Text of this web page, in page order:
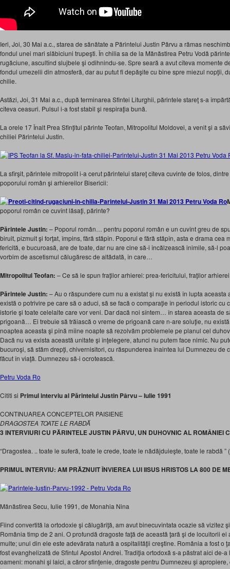
Ieri, Joi, 30 Mai a.c., starea de sănătate a Părintelui Justin Pârvu a rămas
fondul unei mari slăbiciuni trupeşti. În chilia sa de la Mănăstirea Petru Vodă
rugăciune, ascultînd slujbele şi odihnindu-se. Spre seară a avut cîteva momente
fondul umezelii din atmosferă, dar au putut fi depăşite cu bine spre miezul nopţii,
chilie.
Astăzi, Joi, 31 Mai a.c., după terminarea Sfintei Liturghii, părintele stareţ s-a
cîteva ceasuri. Pulsul i-a fost stabil şi respiraţia bună.
La orele 17 Înalt Prea Sfinţitul părinte Teofan, Mitropolitul Moldovei, a venit şi a
chiliei Părintelui Justin.
La sfîrşit, părintele mitropolit i-a cerut părintelui stareţ cîteva cuvinte de folos,
poporului român şi arhiereilor Bisericii:
poporul român ce cuvînt lăsaţi, părinte?
Părintele Justin: – Poporul român… pentru poporul român e un cuvînt greu de
biruit, pizmuit şi forţat, împins, fără stăpîn. Poporul e fără stăpîn, asta e drama cea
fericită, e bucuroasă, are de toate, dar nu are cine să-i încălzească inimile, să-l
vorbim de ascetismul călugăresc de altădată, în care…
Mitropolitul Teofan: – Ce să le spun fraţilor arhierei: prea-fericitului, fraţilor
Părintele Justin: – Au o răspundere cum nu a existat şi nu există în lupta
există o potrivire pe care să o aduci, să se facă o comparaţie în periodul istoric cu
istorie şi toate celelalte care vor veni. Dar dacă noi sîntem… în starea aceasta de
prigoană… Ei trebuie să trăiască o vreme de prigoană care n-are soluţie, nu
noaptea aceasta şi pînă mîine noapte să rezolvăm problemele pe planul cel
Dacă nu va exista această unitate şi înţelegere, atunci nu putem face nimic. Nu
bucuroşi, să stăm drepţi, chivernisitori, cu răspunderea înaintea lui Dumnezeu de
făcut în viaţă. Dumnezeu să-i ocrotească.
Petru Voda Ro
Cititi si Primul interviu al Părintelui Justin Pârvu – Iulie 1991
CONTINUAREA CONCEPTELOR PAISIENE
DRAGOSTEA TOATE LE RABDĂ
3 INTERVIURI CU PĂRINTELE JUSTIN PÂRVU, UN DUHOVNIC AL ROMÂNIEI
“Dragostea. .. toate le suferă, toate le crede, toate le nădăjduieşte, toate le rabdă ”
PRIMUL INTERVIU: AM PRĂZNUIT ÎNVIEREA LUI IISUS HRISTOS LA 800 DE
Mănăstirea Secu, Iulie 1991, de Monahia Nina
Fiind convertită la ortodoxie şi călugăriţă, am avut binecuvîntata ocazie să vizitez
România timp de 2 ani. O profundă dragoste faţă de această ţară şi de locuitorii ei
multe; unul din ele este adevărata natură a ospitalităţii creştine. România a fost o
fost evanghelizată de Sfîntul Apostol Andrei. Tradiţia ortodoxă s-a păstrat aici de-
oameni: monahi şi laici, a căror sfinţenie, dragoste pentru Dumnezeu şi